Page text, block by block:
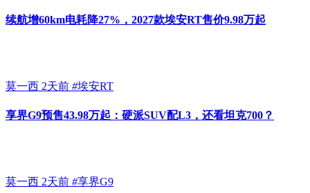
续航增60km电耗降27%，2027款埃安RT售价9.98万起
莫一西 2天前 #埃安RT
享界G9预售43.98万起：硬派SUV配L3，还看坦克700？
莫一西 2天前 #享界G9